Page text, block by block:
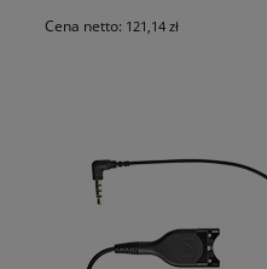
Cena netto: 121,14 zł